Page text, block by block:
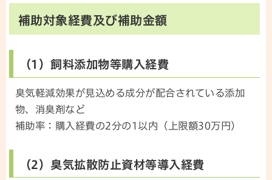
補助対象経費及び補助金額
（1）飼料添加物等購入経費
臭気軽減効果が見込める成分が配合されている添加
物、消臭剤など
補助率：購入経費の2分の1以内（上限額30万円）
（2）臭気拡散防止資材等導入経費